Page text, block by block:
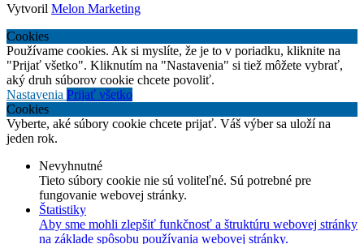
Vytvoril Melon Marketing
Cookies
Používame cookies. Ak si myslíte, že je to v poriadku, kliknite na
"Prijať všetko". Kliknutím na "Nastavenia" si tiež môžete vybrať,
aký druh súborov cookie chcete povoliť.
Nastavenia Prijať všetko
Cookies
Vyberte, aké súbory cookie chcete prijať. Váš výber sa uloží na
jeden rok.
Nevyhnutné
Tieto súbory cookie nie sú voliteľné. Sú potrebné pre
fungovanie webovej stránky.
Štatistiky
Aby sme mohli zlepšiť funkčnosť a štruktúru webovej stránky
na základe spôsobu používania webovej stránky.